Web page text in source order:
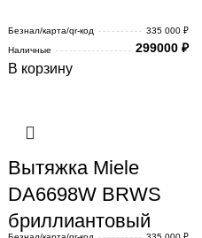
Безнал/карта/qr-код
335 000 ₽
Наличные
299000 ₽
В корзину
Вытяжка Miele
DA6698W BRWS
бриллиантовый